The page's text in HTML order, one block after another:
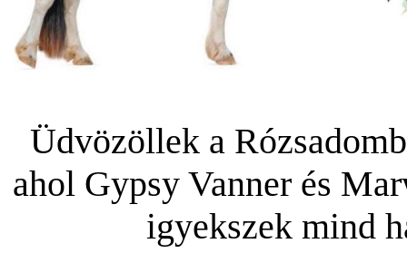
Üdvözöllek a
ahol Gypsy Vanner és
igyekszek mind